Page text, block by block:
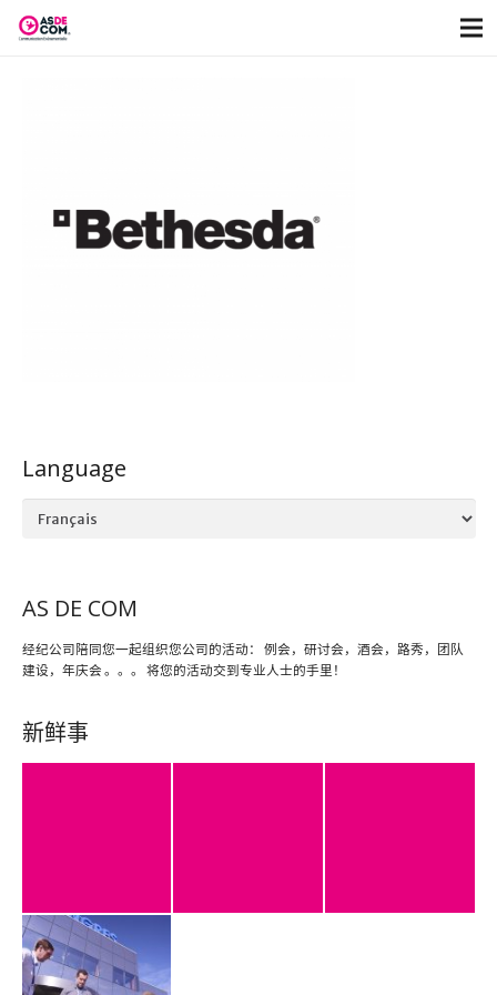
Language
Language
AS DE COM
经纪公司陪同您一起组织您公司的活动： 例会，研讨会，酒会，路秀，团队
建设，年庆会 。。。 将您的活动交到专业人士的手里！
新鲜事